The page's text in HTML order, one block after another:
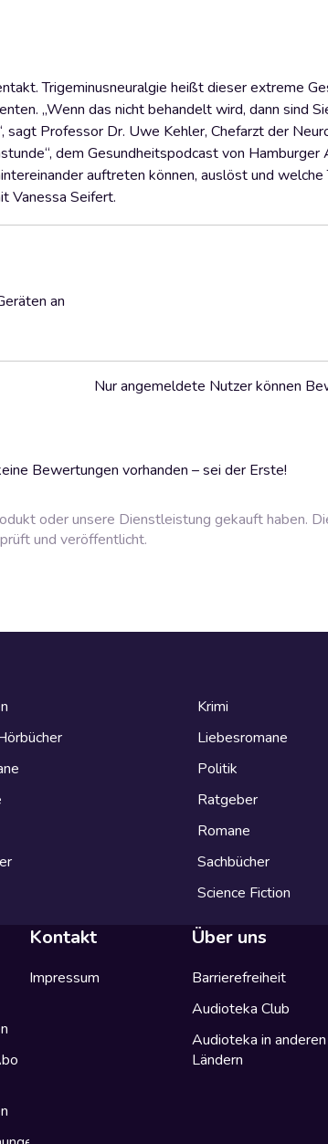
Trigeminusneuralgie heißt dieser extreme
„Wenn das nicht behandelt wird, dann sind
Professor Dr. Uwe Kehler, Chefarzt der
dem Gesundheitspodcast von
auftreten können, auslöst und
Vanessa Seifert.
an
Bewertungen vorhanden – sei der Erste!
Nur angemeldete Nutzer können
oder unsere Dienstleistung gekauft haben.
und veröffentlicht.
Krimi
Liebesromane
Politik
Ratgeber
Romane
Sachbücher
Science Fiction
Kontakt
Impressum
Über uns
Barrierefreiheit
Audioteka Club
Audioteka in anderen
Ländern